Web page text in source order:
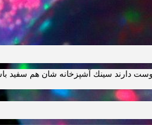
دارند سينك آشپزخانه شان هم سفيد